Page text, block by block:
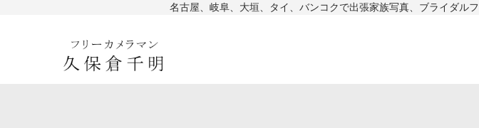
名古屋、岐阜、大垣、タイ、バンコクで出張家族写真、ブライダル